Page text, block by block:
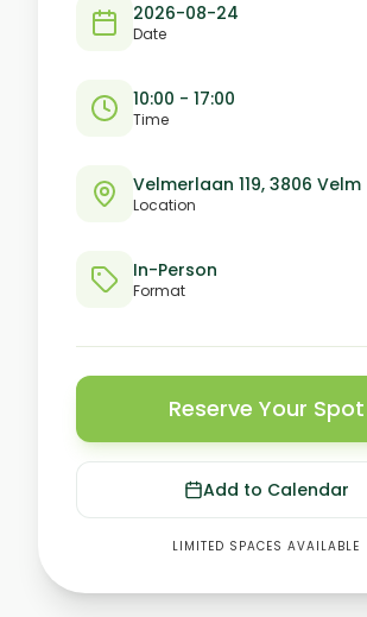
2026-08-24
Date
10:00 - 17:00
Time
Velmerlaan 119, 3806 Velm
Location
In-Person
Format
Reserve Your Spot
Add to Calendar
LIMITED SPACES AVAILABLE